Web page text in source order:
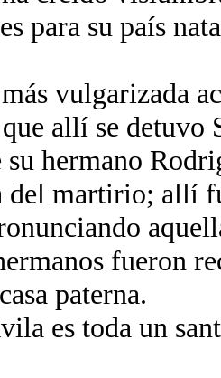
para su país
vulgarizada
allí se detuvo
su hermano
del martirio; allí
fueron
paterna.
es toda un